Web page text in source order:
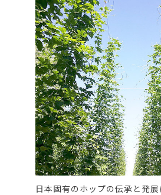
日本固有のホップの伝承と発